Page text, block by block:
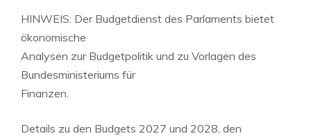
HINWEIS: Der Budgetdienst des Parlaments bietet
ökonomische
Analysen zur Budgetpolitik und zu Vorlagen des
Bundesministeriums für
Finanzen.
Details zu den Budgets 2027 und 2028, den